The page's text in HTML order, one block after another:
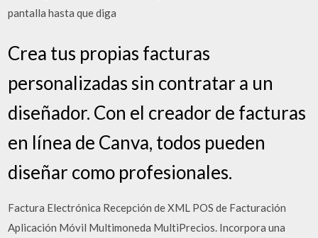
pantalla hasta que diga
Crea tus propias facturas
personalizadas sin contratar a un
diseñador. Con el creador de facturas
en línea de Canva, todos pueden
diseñar como profesionales.
Factura Electrónica Recepción de XML POS de Facturación
Aplicación Móvil Multimoneda MultiPrecios. Incorpora una